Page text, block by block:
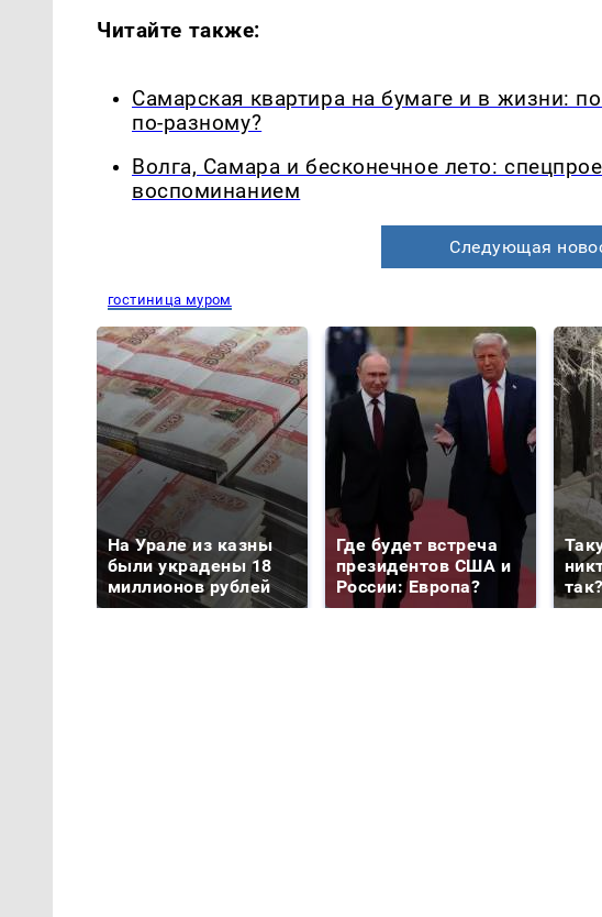
Читайте также:
Самарская квартира на бумаге и в жизни:
по-разному?
Волга, Самара и бесконечное лето:
воспоминанием
Следующая
гостиница муром
На Урале из казны
были украдены 18
миллионов рублей
Где будет встреча
президентов США и
России: Европа?